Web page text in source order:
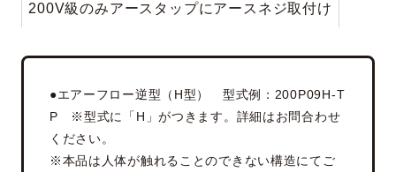
200V級のみアースタップにアースネジ取付け
●エアーフロー逆型（H型） 型式例：200P09H-T
P ※型式に「H」がつきます。詳細はお問合わせ
ください。
※本品は人体が触れることのできない構造にてご